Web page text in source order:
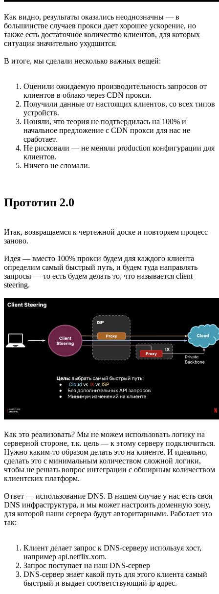
Как видно, результаты оказались неоднозначны — в
большинстве случаев прокси дает хорошее ускорение, но
также есть достаточное количество клиентов, для которых
ситуация значительно ухудшится.
В итоге, мы сделали несколько важных вещей:
Оценили ожидаемую производительность запросов от
клиентов в облако через CDN прокси.
Получили данные от настоящих клиентов, со всех типов
устройств.
Поняли, что теория не подтвердилась на 100% и
начальное предложение с CDN прокси для нас не
сработает.
Не рисковали — не меняли production конфигурации для
клиентов.
Ничего не сломали.
Прототип 2.0
Итак, возвращаемся к чертежной доске и повторяем процесс
заново.
Идея — вместо 100% прокси будем для каждого клиента
определим самый быстрый путь, и будем туда направлять
запросы — то есть будем делать то, что называется client
steering.
Как это реализовать? Мы не можем использовать логику на
серверной стороне, т.к. цель — к этому серверу подключиться.
Нужно каким-то образом делать это на клиенте. И идеально,
сделать это с минимальным количеством сложной логики,
чтобы не решать вопрос интеграции с обширным количеством
клиентских платформ.
Ответ — использование DNS. В нашем случае у нас есть своя
DNS инфраструктура, и мы может настроить доменную зону,
для которой наши сервера будут авторитарными. Работает это
так:
Клиент делает запрос к DNS-серверу используя хост,
например api.netflix.xom.
Запрос поступает на наш DNS-сервер
DNS-сервер знает какой путь для этого клиента самый
быстрый и выдает соответствующий ip адрес.